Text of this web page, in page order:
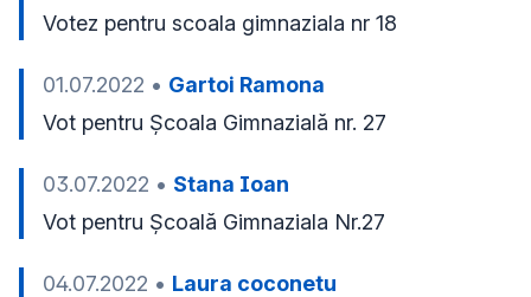
Votez pentru scoala gimnaziala nr 18
01.07.2022 • Gartoi Ramona
Vot pentru Școala Gimnazială nr. 27
03.07.2022 • Stana Ioan
Vot pentru Școală Gimnaziala Nr.27
04.07.2022 • Laura coconetu